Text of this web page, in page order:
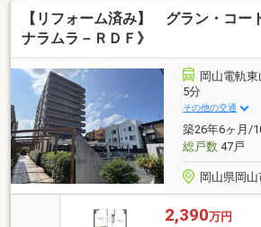
【リフォーム済み】 グラン・コ
ナラムラ－ＲＤＦ》
岡山電軌
5分
その他の交通
築26年6ヶ月/
総戸数47戸
岡山県岡
2,390万円